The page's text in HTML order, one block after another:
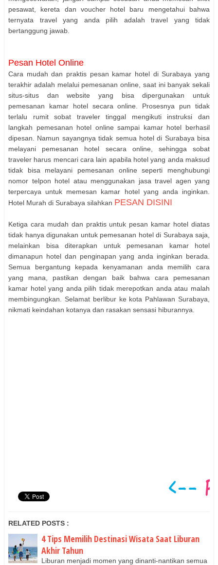
pesawat, kereta dan voucher hotel baru mengetahui bahwa
ternyata travel yang anda pilih adalah travel yang tidak
bertanggung jawab.
Pesan Hotel Online
Cara mudah dan praktis pesan kamar hotel di Surabaya yang
terakhir adalah melalui pemesanan online, saat ini banyak sekali
situs-situs dan website yang bisa dipergunakan untuk
pemesanan kamar hotel secara online. Prosesnya pun tidak
terlalu rumit sobat traveler tinggal mengikuti instruksi dan
langkah pemesanan hotel online sampai kamar hotel berhasil
dipesan. Namun sayangnya tidak semua hotel di Surabaya bisa
melayani pemesanan hotel secara online, sehingga sobat
traveler harus mencari cara lain apabila hotel yang anda maksud
tidak bisa melayani pemesanan online seperti menghubungi
nomor telpon hotel atau menggunakan jasa travel agen yang
terpercaya untuk memesan kamar hotel yang anda inginkan.
Hotel Murah di Surabaya silahkan PESAN DISINI
Ketiga cara mudah dan praktis untuk pesan kamar hotel diatas
tidak hanya digunakan untuk pemesanan hotel di Surabaya saja,
melainkan bisa diterapkan untuk pemesanan kamar hotel
dimanapun hotel dan penginapan yang anda inginkan berada.
Semua bergantung kepada kenyamanan anda memilih cara
yang mana, pastikan dengan baik bahwa cara pemesanan
kamar hotel yang anda pilih tidak merepotkan anda atau malah
membingungkan. Selamat berlibur ke kota Pahlawan Surabaya,
nikmati keindahan kotanya dan rasakan sensasi hiburannya.
RELATED POSTS :
4 Tips Memilih Destinasi Wisata Saat Liburan
Akhir Tahun
Liburan menjadi momen yang dinanti-nantikan semua